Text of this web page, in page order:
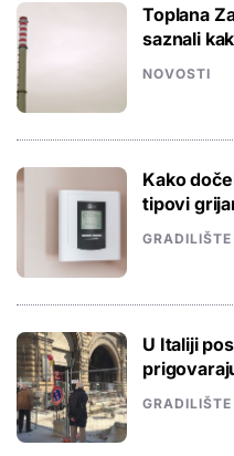
Toplana
saznali
NOVOSTI
Kako
tipovi
GRADILIŠTE
U Italiji
GRADILIŠTE